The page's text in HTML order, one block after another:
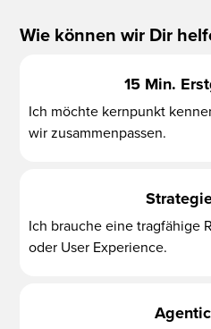
Wie können wir Dir
15 Min.
Ich möchte kernpunkt
wir zusammenpassen.
Ich brauche eine tragfähige
oder User Experience.